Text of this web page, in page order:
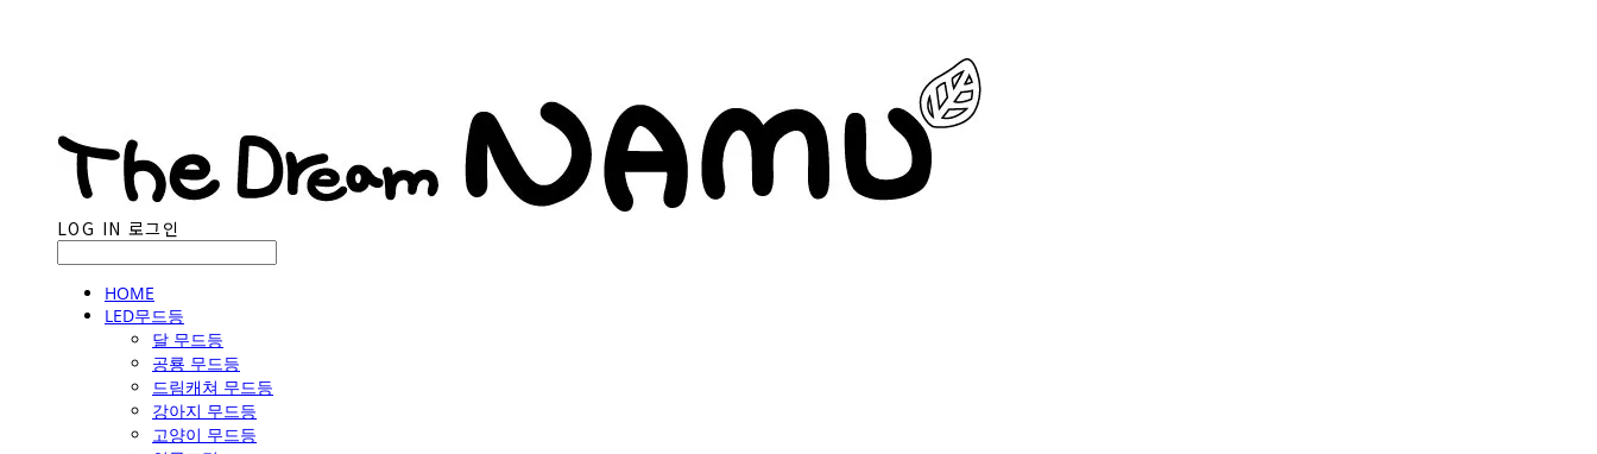
LOG IN 로그인
HOME
LED무드등
달 무드등
공룡 무드등
드림캐쳐 무드등
강아지 무드등
고양이 무드등